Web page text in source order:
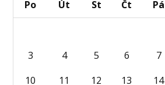
Po Út St Čt Pá
3
4 5 6 7
10
11 12 13 14